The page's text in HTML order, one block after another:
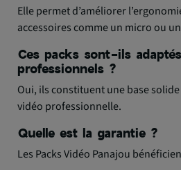
Elle permet d’améliorer
accessoires comme un micro ou
Ces packs sont-ils
professionnels ?
Oui, ils constituent une base
vidéo professionnelle.
Quelle est la garantie ?
Les Packs Vidéo Panajou